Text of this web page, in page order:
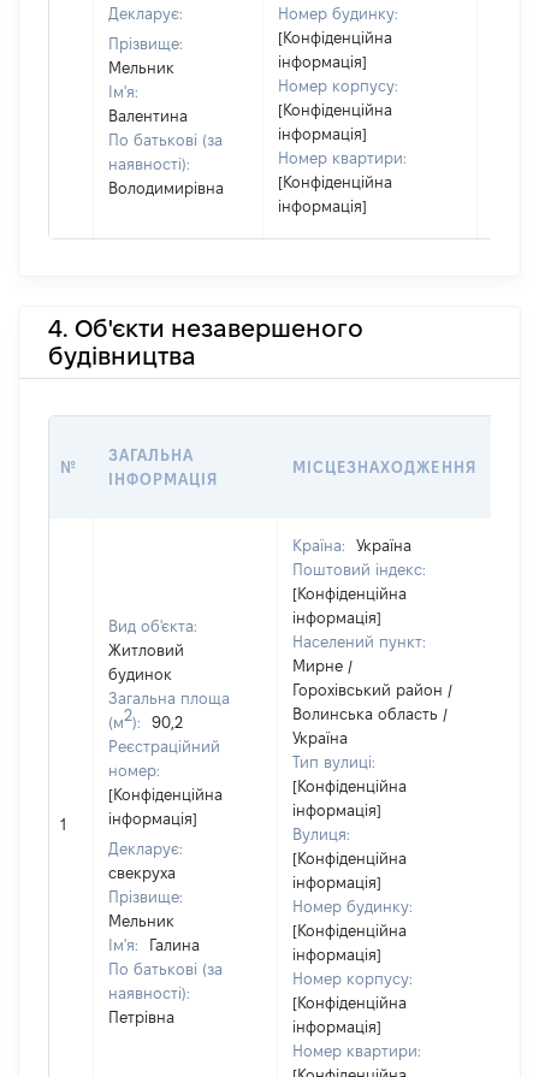
Декларує:
Прізвище:
Мельник
Ім'я:
Валентина
По батькові (за
наявності):
Володимирівна
Номер будинку:
[Конфіденційна
інформація]
Номер корпусу:
[Конфіденційна
інформація]
Номер квартири:
[Конфіденційна
інформація]
4. Об'єкти незавершеного
будівництва
№
ЗАГАЛЬНА
ІНФОРМАЦІЯ
МІСЦЕЗНАХОДЖЕННЯ
1
Вид об'єкта:
Житловий
будинок
Загальна площа
(м2):
90,2
Реєстраційний
номер:
[Конфіденційна
інформація]
Декларує:
свекруха
Прізвище:
Мельник
Ім'я:
Галина
По батькові (за
наявності):
Петрівна
Країна:
Україна
Поштовий індекс:
[Конфіденційна
інформація]
Населений пункт:
Мирне /
Горохівський район /
Волинська область /
Україна
Тип вулиці:
[Конфіденційна
інформація]
Вулиця:
[Конфіденційна
інформація]
Номер будинку:
[Конфіденційна
інформація]
Номер корпусу:
[Конфіденційна
інформація]
Номер квартири: